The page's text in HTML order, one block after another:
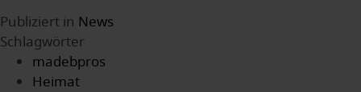
Publiziert in News
Schlagwörter
madebpros
Heimat